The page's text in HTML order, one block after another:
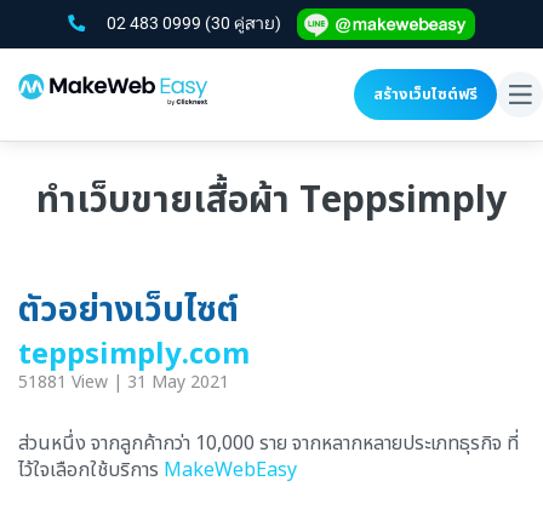
02 483 0999 (30 คู่สาย)
สร้างเว็บไซต์ฟรี
ทำเว็บขายเสื้อผ้า Teppsimply
ตัวอย่างเว็บไซต์
teppsimply.com
51881 View | 31 May 2021
ส่วนหนึ่ง จากลูกค้ากว่า 10,000 ราย จากหลากหลายประเภทธุรกิจ ที่
ไว้ใจเลือกใช้บริการ MakeWebEasy